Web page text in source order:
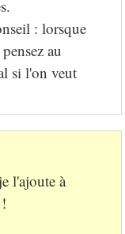
: lorsque
au
si l'on veut
l'ajoute à